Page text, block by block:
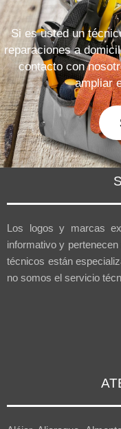
Si es usted un
reparaciones a
contacto con
ampliar
Los logos y marcas
informativo y
técnicos están
no somos el servicio